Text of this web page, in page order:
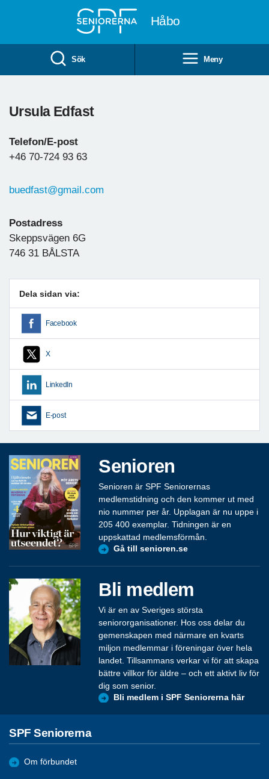
Håbo
Sök Meny
Ursula Edfast
Telefon/E-post
+46 70-724 93 63
buedfast@gmail.com
Postadress
Skeppsvägen 6G
746 31 BÅLSTA
Dela sidan via:
Facebook
X
LinkedIn
E-post
Senioren
Senioren är SPF Seniorernas
medlemstidning och den kommer ut med
nio nummer per år. Upplagan är nu uppe i
205 400 exemplar. Tidningen är en
uppskattad medlemsförmån.
Gå till senioren.se
Bli medlem
Vi är en av Sveriges största
seniororganisationer. Hos oss delar du
gemenskapen med närmare en kvarts
miljon medlemmar i föreningar över hela
landet. Tillsammans verkar vi för att skapa
bättre villkor för äldre – och ett aktivt liv för
dig som senior.
Bli medlem i SPF Seniorerna här
SPF Seniorerna
Om förbundet